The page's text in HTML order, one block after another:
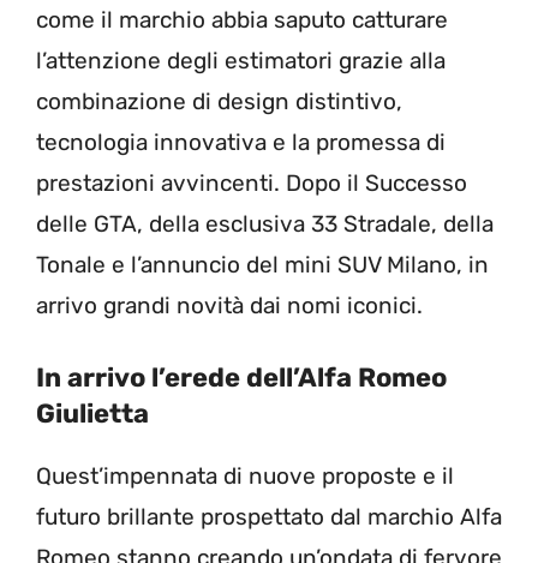
come il marchio abbia saputo catturare
l’attenzione degli estimatori grazie alla
combinazione di design distintivo,
tecnologia innovativa e la promessa di
prestazioni avvincenti. Dopo il Successo
delle GTA, della esclusiva 33 Stradale, della
Tonale e l’annuncio del mini SUV Milano, in
arrivo grandi novità dai nomi iconici.
In arrivo l’erede dell’Alfa Romeo
Giulietta
Quest’impennata di nuove proposte e il
futuro brillante prospettato dal marchio Alfa